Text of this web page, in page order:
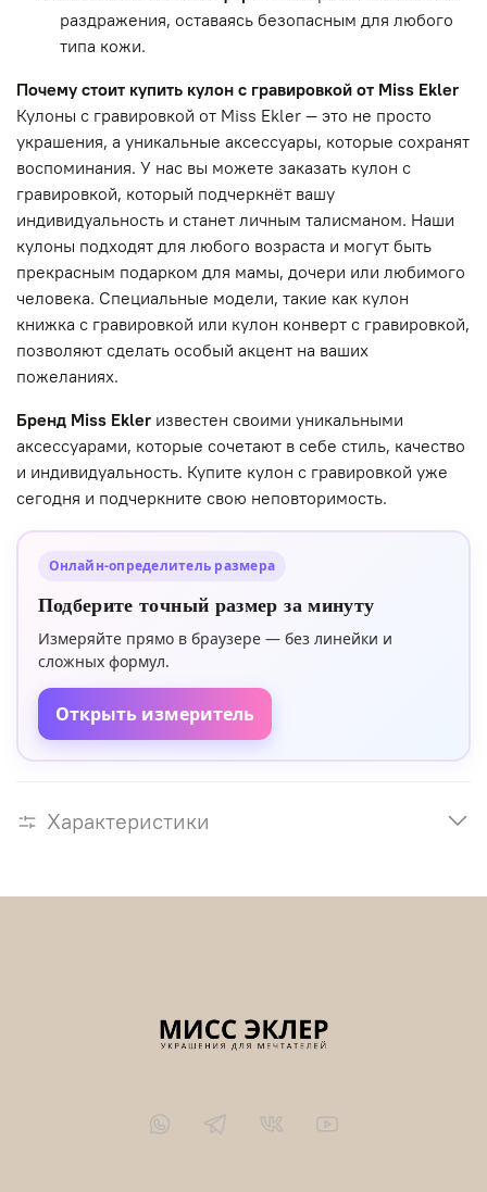
раздражения, оставаясь безопасным для любого
типа кожи.
Почему стоит купить кулон с гравировкой от Miss Ekler
Кулоны с гравировкой от Miss Ekler — это не просто
украшения, а уникальные аксессуары, которые сохранят
воспоминания. У нас вы можете заказать кулон с
гравировкой, который подчеркнёт вашу
индивидуальность и станет личным талисманом. Наши
кулоны подходят для любого возраста и могут быть
прекрасным подарком для мамы, дочери или любимого
человека. Специальные модели, такие как кулон
книжка с гравировкой или кулон конверт с гравировкой,
позволяют сделать особый акцент на ваших
пожеланиях.
Бренд Miss Ekler известен своими уникальными
аксессуарами, которые сочетают в себе стиль, качество
и индивидуальность. Купите кулон с гравировкой уже
сегодня и подчеркните свою неповторимость.
Онлайн-определитель размера
Подберите точный размер за минуту
Измеряйте прямо в браузере — без линейки и
сложных формул.
Открыть измеритель
Характеристики